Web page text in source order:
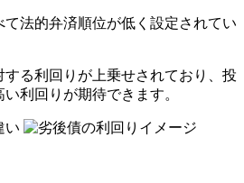
法的弁済順位が低く設定されてい
る利回りが上乗せされており、投
利回りが期待できます。